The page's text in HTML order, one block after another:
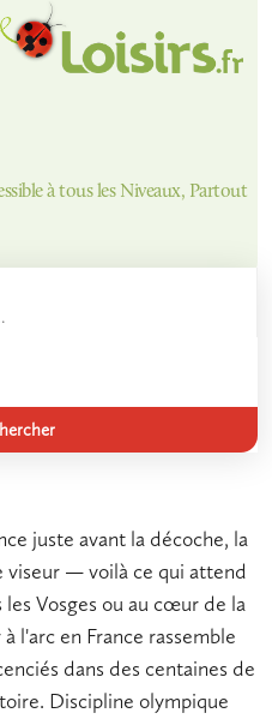
juste avant la décoche, la
viseur — voilà ce qui attend
les Vosges ou au cœur de la
l'arc en France rassemble
dans des centaines de
Discipline olympique